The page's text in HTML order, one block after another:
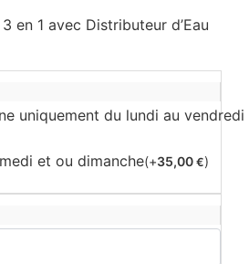
en 1 avec Distributeur d’Eau
uniquement du lundi au vendredi
et ou dimanche(+35,00 €)